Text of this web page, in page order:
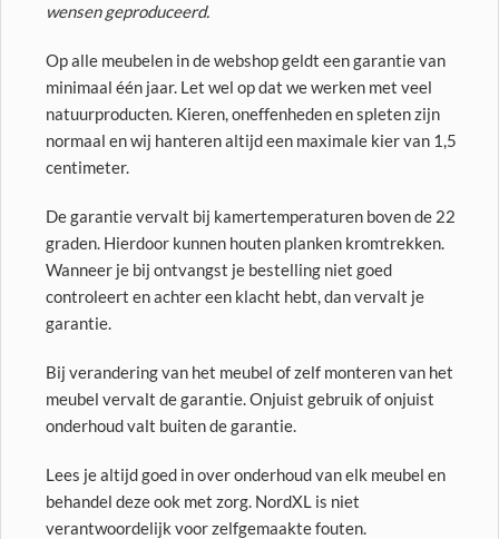
wensen geproduceerd.
Op alle meubelen in de webshop geldt een garantie van
minimaal één jaar. Let wel op dat we werken met veel
natuurproducten. Kieren, oneffenheden en spleten zijn
normaal en wij hanteren altijd een maximale kier van 1,5
centimeter.
De garantie vervalt bij kamertemperaturen boven de 22
graden. Hierdoor kunnen houten planken kromtrekken.
Wanneer je bij ontvangst je bestelling niet goed
controleert en achter een klacht hebt, dan vervalt je
garantie.
Bij verandering van het meubel of zelf monteren van het
meubel vervalt de garantie. Onjuist gebruik of onjuist
onderhoud valt buiten de garantie.
Lees je altijd goed in over onderhoud van elk meubel en
behandel deze ook met zorg. NordXL is niet
verantwoordelijk voor zelfgemaakte fouten.